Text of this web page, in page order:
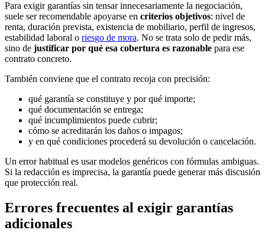
Para exigir garantías sin tensar innecesariamente la negociación,
suele ser recomendable apoyarse en criterios objetivos: nivel de
renta, duración prevista, existencia de mobiliario, perfil de ingresos,
estabilidad laboral o riesgo de mora. No se trata solo de pedir más,
sino de justificar por qué esa cobertura es razonable para ese
contrato concreto.
También conviene que el contrato recoja con precisión:
qué garantía se constituye y por qué importe;
qué documentación se entrega;
qué incumplimientos puede cubrir;
cómo se acreditarán los daños o impagos;
y en qué condiciones procederá su devolución o cancelación.
Un error habitual es usar modelos genéricos con fórmulas ambiguas.
Si la redacción es imprecisa, la garantía puede generar más discusión
que protección real.
Errores frecuentes al exigir garantías
adicionales